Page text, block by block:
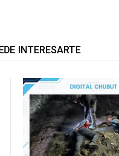
INTERESARTE